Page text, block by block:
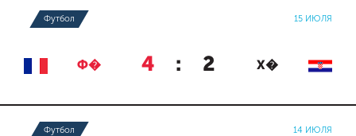
Футбол 15 ИЮЛЯ
Ф� 4 : 2 Х�
Футбол 14 ИЮЛЯ